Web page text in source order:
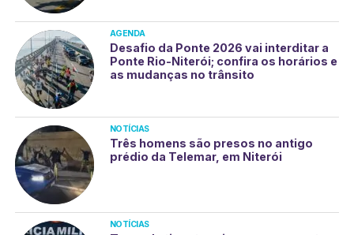
AGENDA
Desafio da Ponte 2026 vai interditar a
Ponte Rio-Niterói; confira os horários e
as mudanças no trânsito
NOTÍCIAS
Três homens são presos no antigo
prédio da Telemar, em Niterói
NOTÍCIAS